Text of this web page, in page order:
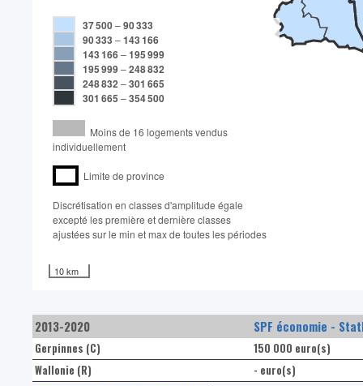
37 500–90 333
90 333 –143 166
143 166–195 999
195 999–248 832
248 832 –301 665
301 665 –354 500
Moins de 16 logements vendus
individuellement
Limite de province
Discrétisation en classes d'amplitude égale​
excepté les première et dernière classes
ajustées sur le min et max de toutes les périodes
10 km
2013-2020 SPF économie -
Gerpinnes (C)
150 000 euro(s)
Wallonie (R)
- euro(s)